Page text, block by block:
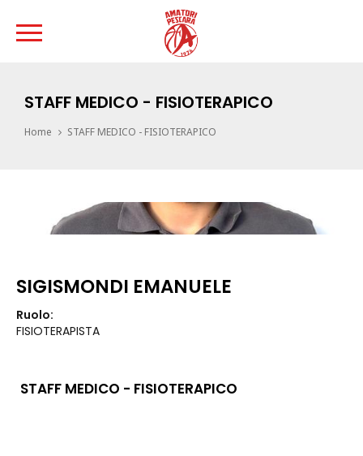
STAFF MEDICO - FISIOTERAPICO
Home STAFF MEDICO - FISIOTERAPICO
SIGISMONDI EMANUELE
Ruolo:
FISIOTERAPISTA
STAFF MEDICO - FISIOTERAPICO